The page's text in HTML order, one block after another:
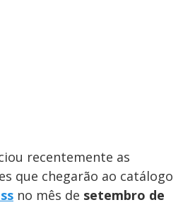
recentemente as
que chegarão ao catálogo
no mês de setembro de